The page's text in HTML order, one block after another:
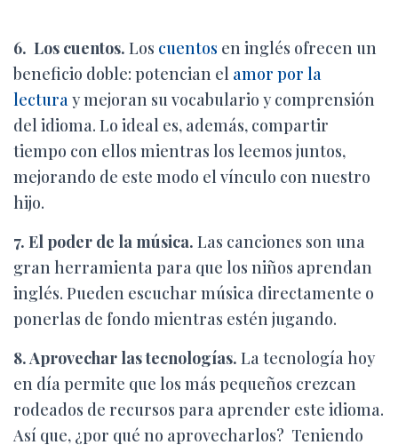
6. Los cuentos. Los cuentos en inglés ofrecen un
beneficio doble: potencian el amor por la
lectura y mejoran su vocabulario y comprensión
del idioma. Lo ideal es, además, compartir
tiempo con ellos mientras los leemos juntos,
mejorando de este modo el vínculo con nuestro
hijo.
7. El poder de la música. Las canciones son una
gran herramienta para que los niños aprendan
inglés. Pueden escuchar música directamente o
ponerlas de fondo mientras estén jugando.
8. Aprovechar las tecnologías. La tecnología hoy
en día permite que los más pequeños crezcan
rodeados de recursos para aprender este idioma.
Así que, ¿por qué no aprovecharlos? Teniendo